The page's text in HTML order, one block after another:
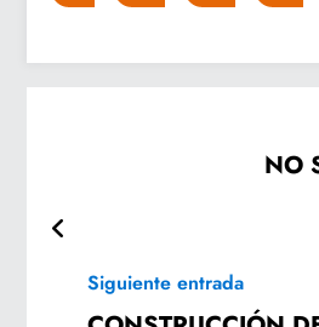
NO
Siguiente entrada